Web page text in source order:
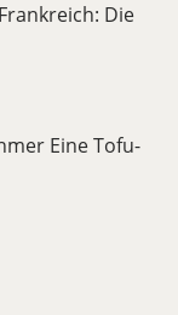
Die
Eine Tofu-